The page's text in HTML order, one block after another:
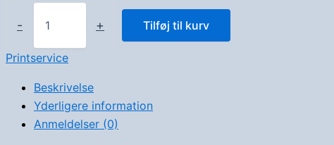
-
Printservice
antal
+ Tilføj til kurv
Printservice
Beskrivelse
Yderligere information
Anmeldelser (0)